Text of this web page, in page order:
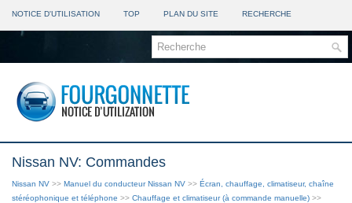
NOTICE D'UTILISATION TOP PLAN DU SITE RECHERCHE
Nissan NV: Commandes
Nissan NV >> Manuel du conducteur Nissan NV >> Écran, chauffage, climatiseur, chaîne
stéréophonique et téléphone >> Chauffage et climatiseur (à commande manuelle) >>